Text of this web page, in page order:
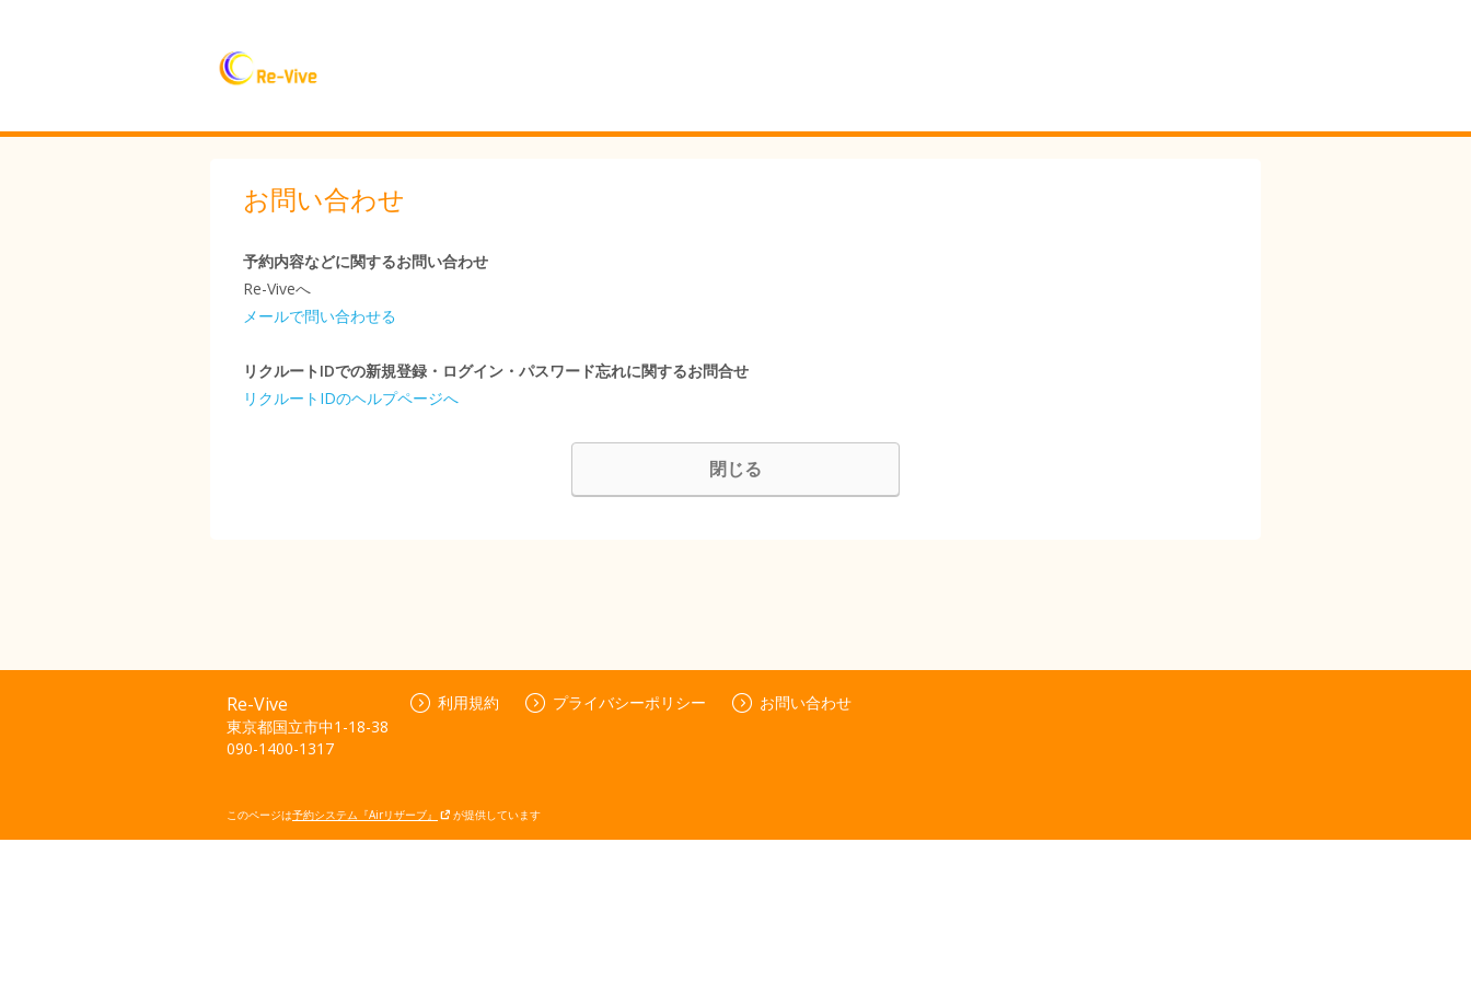
お問い合わせ
予約内容などに関するお問い合わせ
Re-Viveへ
メールで問い合わせる
リクルートIDでの新規登録・ログイン・パスワード忘れに関するお問合せ
リクルートIDのヘルプページへ
閉じる
Re-Vive
東京都国立市中1-18-38
090-1400-1317
利用規約 プライバシーポリシー お問い合わせ
このページは予約システム『Airリザーブ』 が提供しています